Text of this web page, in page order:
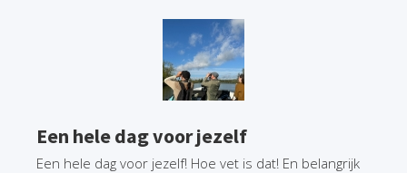
Een hele dag voor jezelf
Een hele dag voor jezelf! Hoe vet is dat! En belangrijk